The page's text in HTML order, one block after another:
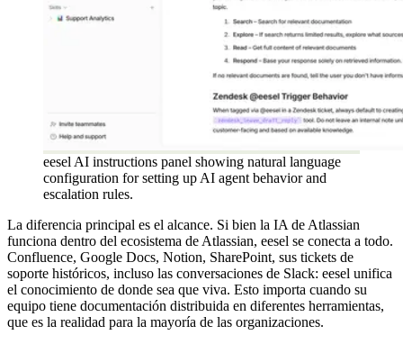
eesel AI instructions panel showing natural language
configuration for setting up AI agent behavior and
escalation rules.
La diferencia principal es el alcance. Si bien la IA de Atlassian
funciona dentro del ecosistema de Atlassian, eesel se conecta a todo.
Confluence, Google Docs, Notion, SharePoint, sus tickets de
soporte históricos, incluso las conversaciones de Slack: eesel unifica
el conocimiento de donde sea que viva. Esto importa cuando su
equipo tiene documentación distribuida en diferentes herramientas,
que es la realidad para la mayoría de las organizaciones.